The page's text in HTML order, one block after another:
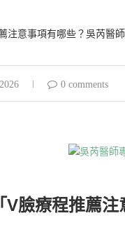
注意事項有哪些？吳芮醫
0 comments
「V臉療程推薦